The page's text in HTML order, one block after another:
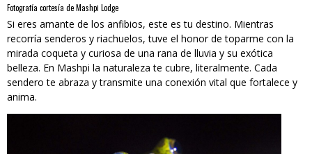
Fotografía cortesía de Mashpi Lodge
Si eres amante de los anfibios, este es tu destino. Mientras
recorría senderos y riachuelos, tuve el honor de toparme con la
mirada coqueta y curiosa de una rana de lluvia y su exótica
belleza. En Mashpi la naturaleza te cubre, literalmente. Cada
sendero te abraza y transmite una conexión vital que fortalece y
anima.